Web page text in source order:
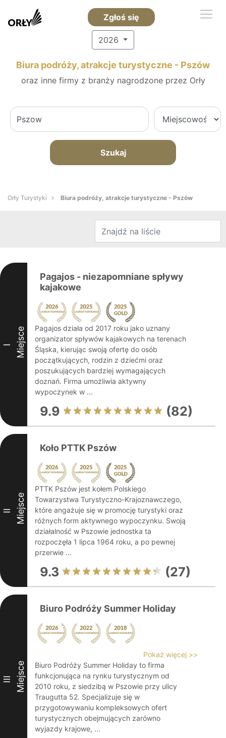
Zgłoś się
2026
Biura podróży, atrakcje turystyczne - Pszów
oraz inne firmy z branży nagrodzone przez Orły
Szukaj
Orły Turystyki Biura podróży, atrakcje turystyczne - Pszów
I Miejsce
Pagajos - niezapomniane spływy
kajakowe
Pagajos działa od 2017 roku jako uznany
organizator spływów kajakowych na terenach
Śląska, kierując swoją ofertę do osób
początkujących, rodzin z dziećmi oraz
poszukujących bardziej wymagających
doznań. Firma umożliwia aktywny
wypoczynek w ...
9.9 (82)
II Miejsce
Koło PTTK Pszów
PTTK Pszów jest kołem Polskiego
Towarzystwa Turystyczno-Krajoznawczego,
które angażuje się w promocję turystyki oraz
różnych form aktywnego wypoczynku. Swoją
działalność w Pszowie jednostka ta
rozpoczęła 1 lipca 1964 roku, a po pewnej
przerwie ...
9.3 (27)
III Miejsce
Biuro Podróży Summer Holiday
Pokaż więcej >>
Biuro Podróży Summer Holiday to firma
funkcjonująca na rynku turystycznym od
2010 roku, z siedzibą w Pszowie przy ulicy
Traugutta 52. Specjalizuje się w
przygotowywaniu kompleksowych ofert
turystycznych obejmujących zarówno
wyjazdy krajowe, ...